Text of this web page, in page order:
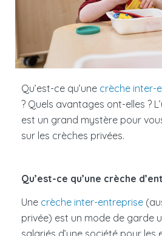
Qu’est-ce qu’une crèche inter-
? Quels avantages ont-elles ?
est un grand mystère pour
sur les crèches privées.
Qu’est-ce qu’une crèche
Une crèche inter-entreprise
privée) est un mode de garde
salariés d’une société pour les